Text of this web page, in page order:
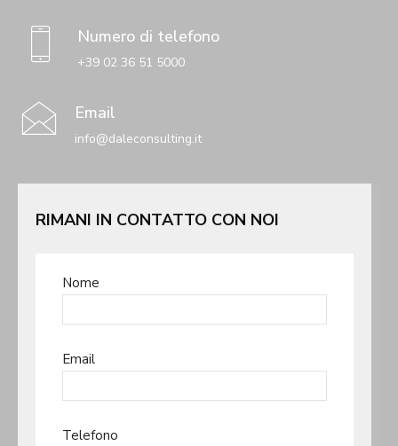
Numero di telefono
+39 02 36 51 5000
Email
info@daleconsulting.it
RIMANI IN CONTATTO CON NOI
Nome
Email
Telefono